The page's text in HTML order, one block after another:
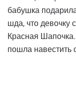
бабушка
шда, что девочку
Красная
пошла навестить